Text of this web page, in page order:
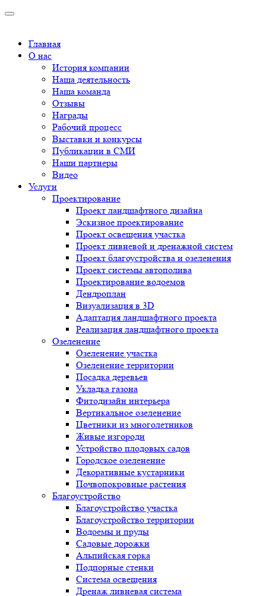
Главная
О нас
История компании
Наша деятельность
Наша команда
Отзывы
Награды
Рабочий процесс
Выставки и конкурсы
Публикации в СМИ
Наши партнеры
Видео
Услуги
Проектирование
Проект ландшафтного дизайна
Эскизное проектирование
Проект освещения участка
Проект ливневой и дренажной систем
Проект благоустройства и озеленения
Проект системы автополива
Проектирование водоемов
Дендроплан
Визуализация в 3D
Адаптация ландшафтного проекта
Реализация ландшафтного проекта
Озеленение
Озеленение участка
Озеленение территории
Посадка деревьев
Укладка газона
Фитодизайн интерьера
Вертикальное озеленение
Цветники из многолетников
Живые изгороди
Устройство плодовых садов
Городское озеленение
Декоративные кустарники
Почвопокровные растения
Благоустройство
Благоустройство участка
Благоустройство территории
Водоемы и пруды
Садовые дорожки
Альпийская горка
Подпорные стенки
Система освещения
Дренаж ливневая система